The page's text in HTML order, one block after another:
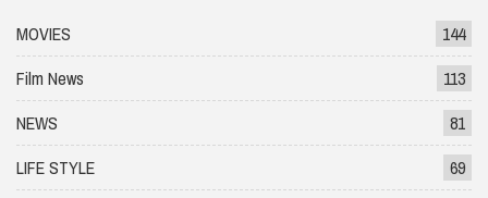
MOVIES
144
Film News
113
NEWS
81
LIFE STYLE
69